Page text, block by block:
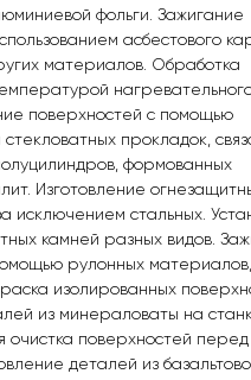
фольги. Зажигание
асбестового
материалов. Обработка
поверхностей с помощью
прокладок,
формованных
Изготовление
исключением стальных.
камней разных видов.
рулонных материалов,
изолированных
из минераловаты на
очистка поверхностей перед
деталей из